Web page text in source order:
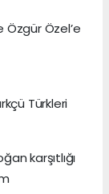
Özgür Özel’e
Türkleri
karşıtlığı